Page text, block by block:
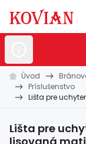
Nerezové
Hliníkové
Kované
Úvod
Príslušenstvo
Lišta pre
Lišta pre